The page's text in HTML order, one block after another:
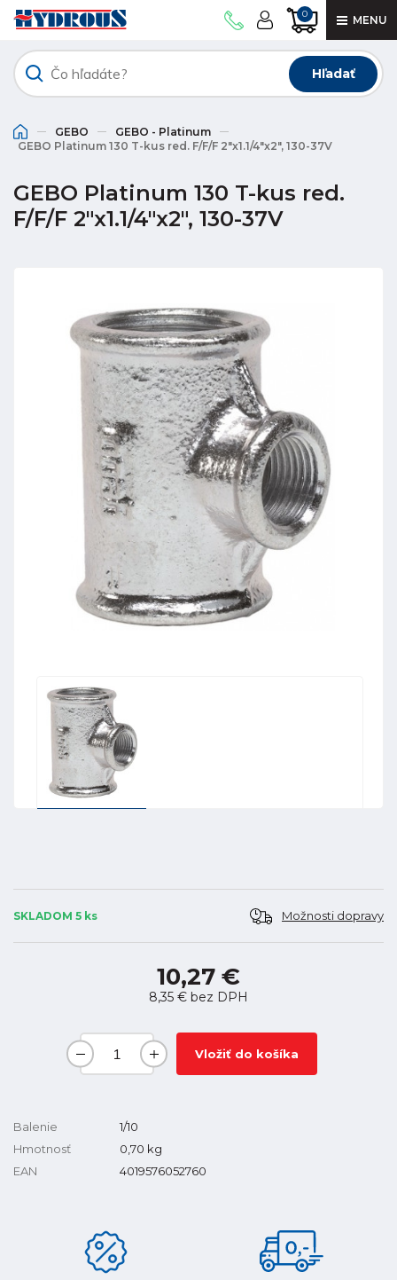
0 MENU
Hľadať
GEBO
GEBO - Platinum
GEBO Platinum 130 T-kus red. F/F/F 2"x1.1/4"x2", 130-37V
GEBO Platinum 130 T-kus red.
F/F/F 2"x1.1/4"x2", 130-37V
SKLADOM 5 ks Možnosti dopravy
10,27 €
8,35 € bez DPH
Vložiť do košíka
Balenie
1/10
Hmotnosť
0,70 kg
EAN
4019576052760